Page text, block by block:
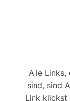
Alle Links,
sind, sind
Link klickst